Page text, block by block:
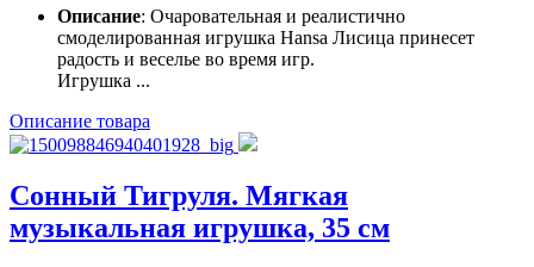
Описание: Очаровательная и реалистично
смоделированная игрушка Hansa Лисица принесет
радость и веселье во время игр.
Игрушка ...
Описание товара
Сонный Тигруля. Мягкая
музыкальная игрушка, 35 см